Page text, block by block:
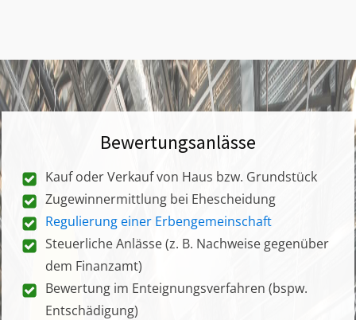
Bewertungsanlässe
Kauf oder Verkauf von Haus bzw. Grundstück
Zugewinnermittlung bei Ehescheidung
Regulierung einer Erbengemeinschaft
Steuerliche Anlässe (z. B. Nachweise gegenüber
dem Finanzamt)
Bewertung im Enteignungsverfahren (bspw.
Entschädigung)